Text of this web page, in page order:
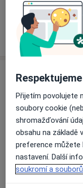
Tento specialista
Adresa
Ordinace
Sídliště 603,
Dostupnost
Na této adrese
Přijetím povolujete
soubory cookie
shromažďování
obsahu na základě
preference můžete
nastavení. Další
soukromí a